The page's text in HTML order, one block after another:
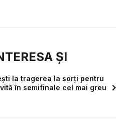
ȘI
la tragerea la sorți pentru
în semifinale cel mai greu